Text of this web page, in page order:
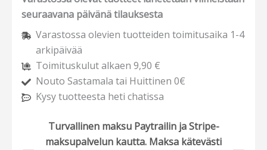
seuraavana päivänä tilauksesta
Varastossa olevien tuotteiden toimitusaika 1-4
arkipäivää
Toimituskulut alkaen 9,90 €
Nouto Sastamala tai Huittinen 0€
Kysy tuotteesta heti chatissa
Turvallinen maksu Paytrailin ja Stripe-
maksupalvelun kautta. Maksa kätevästi